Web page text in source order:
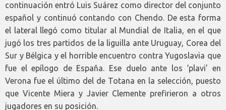
continuación entró Luis Suárez como director del conjunto
español y continuó contando con Chendo. De esta forma
el lateral llegó como titular al Mundial de Italia, en el que
jugó los tres partidos de la liguilla ante Uruguay, Corea del
Sur y Bélgica y el horrible encuentro contra Yugoslavia que
fue el epílogo de España. Ese duelo ante los ‘plavi’ en
Verona fue el último del de Totana en la selección, puesto
que Vicente Miera y Javier Clemente prefirieron a otros
jugadores en su posición.